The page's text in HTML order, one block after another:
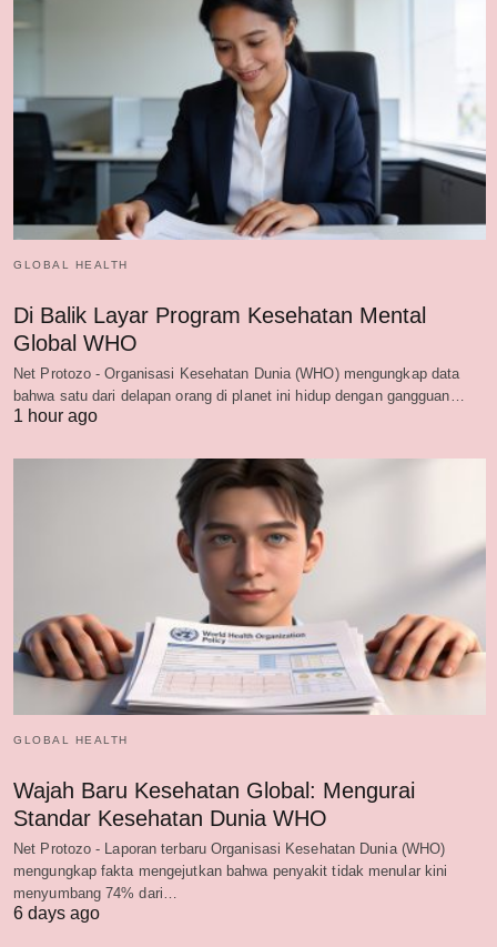
GLOBAL HEALTH
Di Balik Layar Program Kesehatan Mental
Global WHO
Net Protozo - Organisasi Kesehatan Dunia (WHO) mengungkap data
bahwa satu dari delapan orang di planet ini hidup dengan gangguan…
1 hour ago
GLOBAL HEALTH
Wajah Baru Kesehatan Global: Mengurai
Standar Kesehatan Dunia WHO
Net Protozo - Laporan terbaru Organisasi Kesehatan Dunia (WHO)
mengungkap fakta mengejutkan bahwa penyakit tidak menular kini
menyumbang 74% dari…
6 days ago